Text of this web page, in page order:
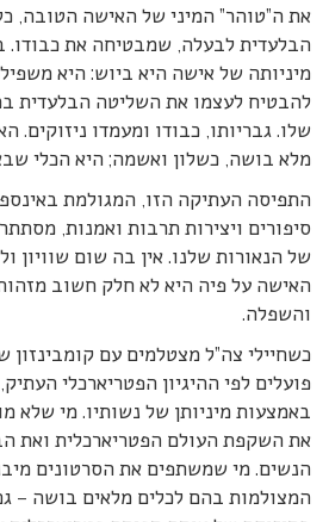
את ה”טוהר” המיני של האישה הטובה,
הבלעדית לבעלה, שמבטיחה את כבודו.
מיניותה של אישה היא ביוש: היא
להבטיח לעצמו את השליטה הבלעדית
שלו. גבריותו, כבודו ומעמדו ניזוקים.
מלא בושה, כשלון ואשמה; היא הכלי
התפיסה העתיקה הזו, המגולמת
סיפורים ויצירות תרבות ואמנות,
של הנאורות שלנו. אין בה שום שוויון
האישה על פיה היא לא חלק חשוב
והשפלה.
כשחיילי צה”ל מצטלמים עם קומבינזון
פועלים לפי ההיגיון הפטריארכלי
באמצעות מיניותן של נשותיו. מי שלא
את השקפת העולם הפטריארכלית ואת
הנשים. מי שמשתפים את הסרטונים
המצולמות בהם לכלים מלאים בושה –